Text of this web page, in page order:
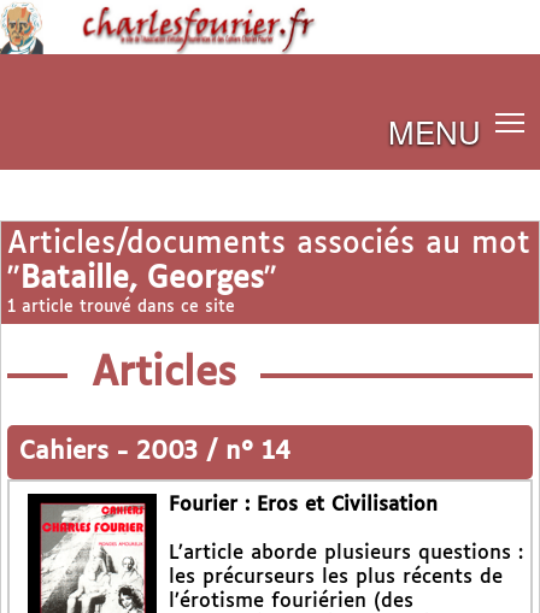
MENU
Articles/documents associés au mot
" Bataille, Georges"
1 article trouvé dans ce site
Articles
Cahiers - 2003 / n° 14
Fourier : Eros et Civilisation
L’article aborde plusieurs questions :
les précurseurs les plus récents de
l’érotisme fouriérien (des